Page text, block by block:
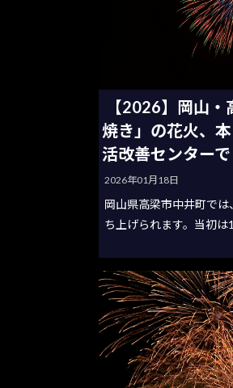
【2026】岡山
焼き」の花火、
活改善センターで
2026年01月18日
岡山県高梁市中井町で
ち上げられます。当初